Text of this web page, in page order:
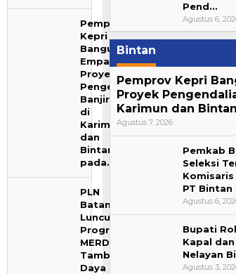
Pemprov
Kepri
Bangun
Empat
Proyek
Pengendalian
Banjir
di
Karimun
dan
Bintan
pada…
PLN
Batam
Luncurkan
Program
MERDAYA,
Tambah
Daya
Pend…
Agustus 6,
Bintan
Pemprov Kepri
Proyek
Karimun dan
Agustus 7, 2026
Pemkab
Seleksi
PT Bintan
Agustus 6,
Bupati
Kapal
Nelayan
Agustus 3,